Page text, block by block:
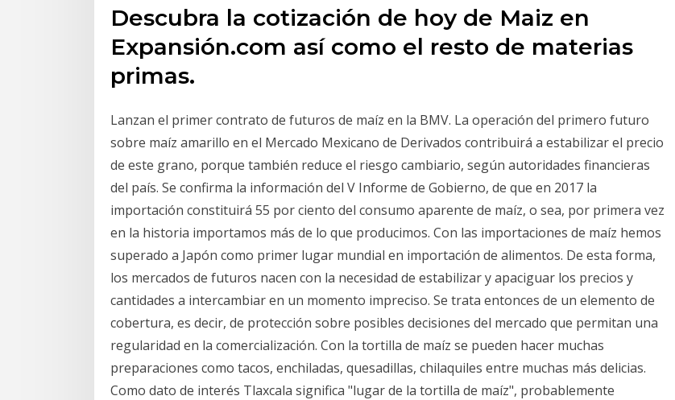
Descubra la cotización de hoy de Maiz en
Expansión.com así como el resto de materias
primas.
Lanzan el primer contrato de futuros de maíz en la BMV. La operación del primero futuro
sobre maíz amarillo en el Mercado Mexicano de Derivados contribuirá a estabilizar el precio
de este grano, porque también reduce el riesgo cambiario, según autoridades financieras
del país. Se confirma la información del V Informe de Gobierno, de que en 2017 la
importación constituirá 55 por ciento del consumo aparente de maíz, o sea, por primera vez
en la historia importamos más de lo que producimos. Con las importaciones de maíz hemos
superado a Japón como primer lugar mundial en importación de alimentos. De esta forma,
los mercados de futuros nacen con la necesidad de estabilizar y apaciguar los precios y
cantidades a intercambiar en un momento impreciso. Se trata entonces de un elemento de
cobertura, es decir, de protección sobre posibles decisiones del mercado que permitan una
regularidad en la comercialización. Con la tortilla de maíz se pueden hacer muchas
preparaciones como tacos, enchiladas, quesadillas, chilaquiles entre muchas más delicias.
Como dato de interés Tlaxcala significa "lugar de la tortilla de maíz", probablemente